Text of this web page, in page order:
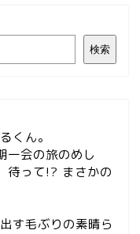
検索
くん。
会の旅のめし
待って!? まさかの
す毛ぶりの素晴ら